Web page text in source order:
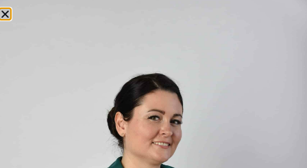
Öt tibeti rítus
2021.07.06.
Viselj gyógynövényt